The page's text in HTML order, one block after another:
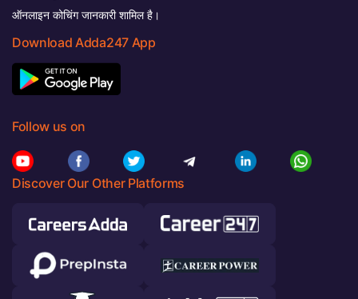
ऑनलाइन कोचिंग जानकारी शामिल है।
Download Adda247 App
Follow us on
Discover Our Other Platforms